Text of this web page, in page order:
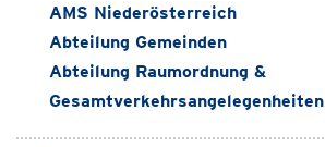
AMS Niederösterreich
Abteilung Gemeinden
Abteilung Raumordnung &
Gesamtverkehrsangelegenheiten